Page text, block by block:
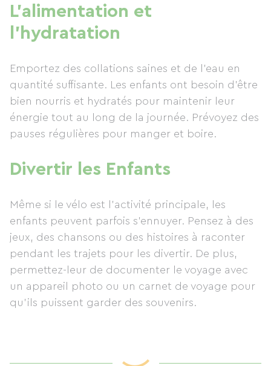
L’alimentation et
l’hydratation
Emportez des collations saines et de l’eau en
quantité suffisante. Les enfants ont besoin d’être
bien nourris et hydratés pour maintenir leur
énergie tout au long de la journée. Prévoyez des
pauses régulières pour manger et boire.
Divertir les Enfants
Même si le vélo est l’activité principale, les
enfants peuvent parfois s’ennuyer. Pensez à des
jeux, des chansons ou des histoires à raconter
pendant les trajets pour les divertir. De plus,
permettez-leur de documenter le voyage avec
un appareil photo ou un carnet de voyage pour
qu’ils puissent garder des souvenirs.